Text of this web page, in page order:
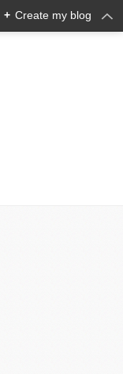
+ Create my blog